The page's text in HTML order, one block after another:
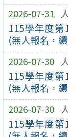
2026-07-31
115學年度
(無人報名，
2026-07-30
115學年度
(無人報名，
2026-07-30
115學年度